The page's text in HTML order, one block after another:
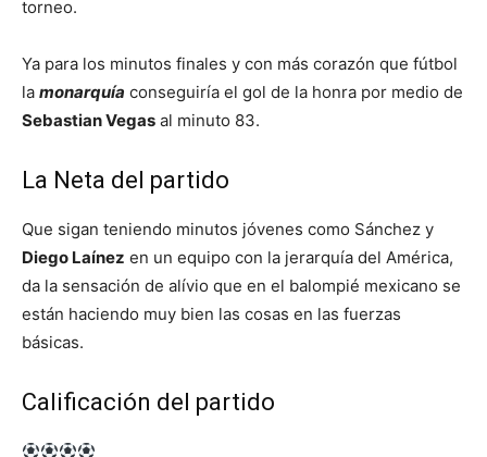
torneo.
Ya para los minutos finales y con más corazón que fútbol
la monarquía conseguiría el gol de la honra por medio de
Sebastian Vegas al minuto 83.
La Neta del partido
Que sigan teniendo minutos jóvenes como Sánchez y
Diego Laínez en un equipo con la jerarquía del América,
da la sensación de alívio que en el balompié mexicano se
están haciendo muy bien las cosas en las fuerzas
básicas.
Calificación del partido